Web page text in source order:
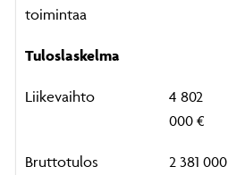
toimintaa
Tuloslaskelma
Liikevaihto
4 802
000 €
Bruttotulos
2 381 000